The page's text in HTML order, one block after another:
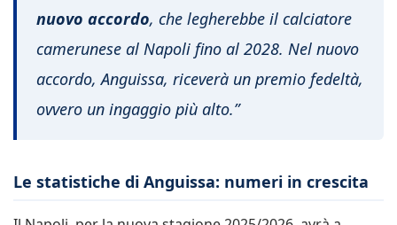
nuovo accordo, che legherebbe il calciatore
camerunese al Napoli fino al 2028. Nel nuovo
accordo, Anguissa, riceverà un premio fedeltà,
ovvero un ingaggio più alto.”
Le statistiche di Anguissa: numeri in crescita